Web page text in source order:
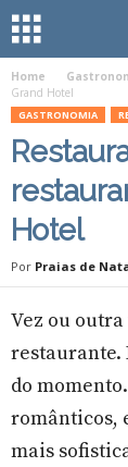
Home
Grand Hotel
GASTRONOMIA
Hotel
Por Praias de
Vez ou
restaurante.
do
românticos,
mais